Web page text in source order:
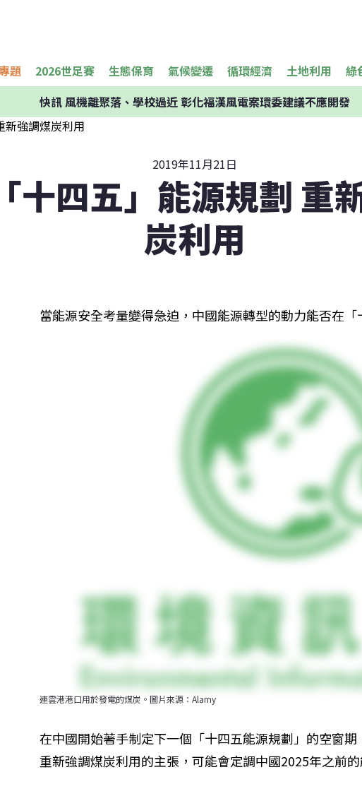
題 2026世足賽 生態保育 氣候變遷 循環經濟 土地利用 綠
快訊風機離聚落、學校過近 彰化福漢風電案環委建議不應開發
2019年11月21日
十四五」能源規劃 重
炭利用
當能源安全考量變得急迫，中國能源轉型的動力能否在「
連雲港港口用於發電的煤炭。圖片來源：Alamy
在中國開始著手制定下一個「十四五能源規劃」的空窗
重新強調煤炭利用的主張，可能會定調中國2025年之前